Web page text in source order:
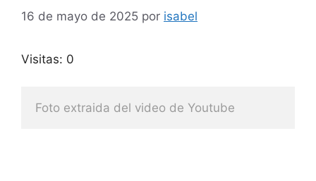
16 de mayo de 2025 por isabel
Visitas: 0
Foto extraida del video de Youtube